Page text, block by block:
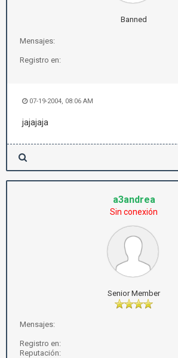
Banned
Mensajes:
Registro en:
07-19-2004, 08:06 AM
jajajaja
a3andrea
Sin conexión
Senior Member
Mensajes:
Registro en:
Reputación: